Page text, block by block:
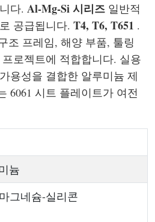
다. Al-Mg-Si 시리즈 일반적
공급됩니다. T4, T6, T651 .
조 프레임, 해양 부품, 툴링
로젝트에 적합합니다. 실용
용성을 결합한 알루미늄 제
6061 시트 플레이트가 여전
늄
그네슘-실리콘